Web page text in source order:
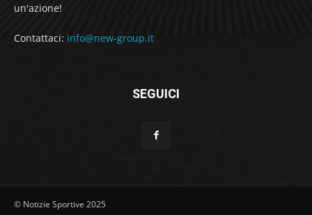
un'azione!
Contattaci: info@new-group.it
SEGUICI
© Notizie Sportive 2025